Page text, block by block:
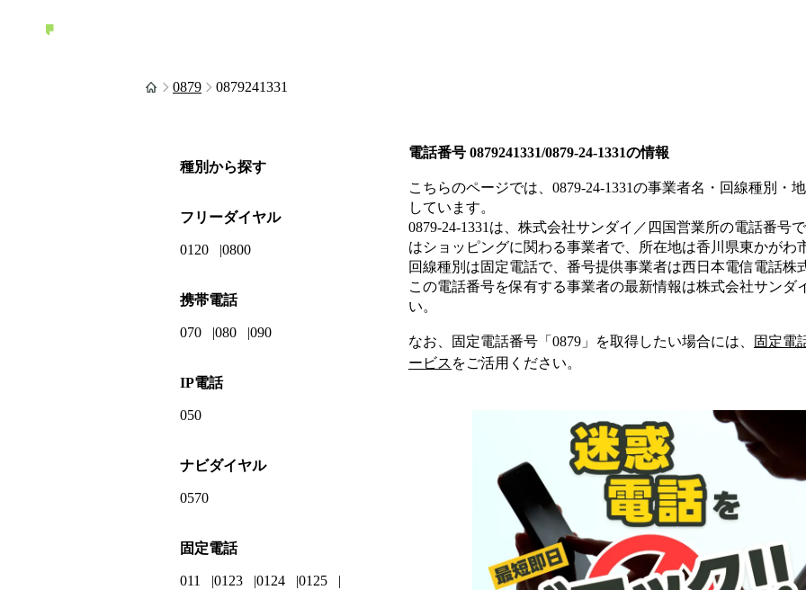
0879 0879241331
電話番号 0879241331/0879-24-1331の情報
こちらのページでは、 0879-24-1331の事業者名・回線種別・
しています。
0879-24-1331 は、 株式会社サンダイ／四国営業所の電話番号で
はショッピングに関わる事業者で、所在地は香川県東かがわ
回線種別は固定電話で、番号提供事業者は西日本電信電話株
この電話番号を保有する事業者の最新情報は株式会社サンダ
い。
なお、固定電話番号「 0879 」を取得したい場合には、 固定電
ービス をご活用ください。
種別から探す
フリーダイヤル
0120 0800
携帯電話
070 080 090
IP電話
050
ナビダイヤル
0570
固定電話
011 0123 0124
0125